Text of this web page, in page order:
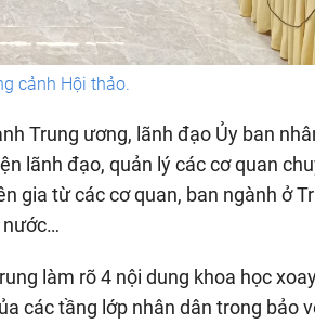
cảnh Hội thảo.
Trung ương, lãnh đạo Ủy ban
lãnh đạo, quản lý các cơ quan
gia từ các cơ quan, ban ngành ở
nước…
làm rõ 4 nội dung khoa học
các tầng lớp nhân dân trong bảo